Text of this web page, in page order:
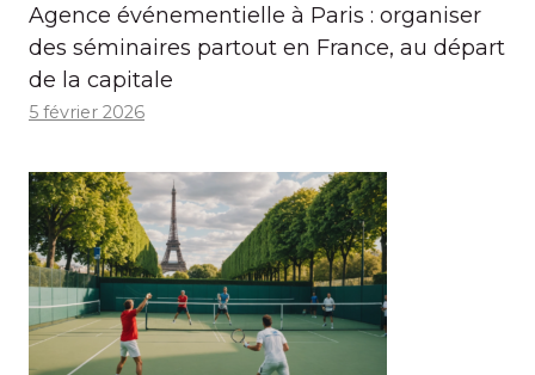
Agence événementielle à Paris : organiser
des séminaires partout en France, au départ
de la capitale
5 février 2026